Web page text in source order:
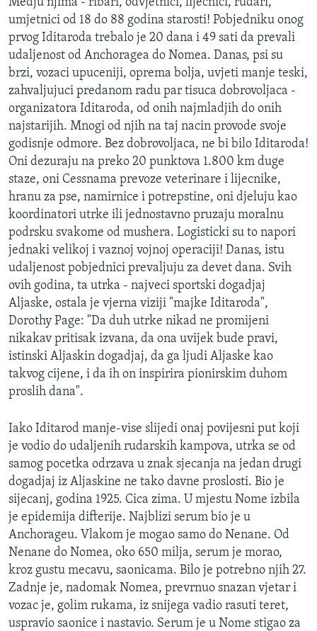
umjetnici od 18 do 88 godina starosti! Pobjedniku onog
prvog Iditaroda trebalo je 20 dana i 49 sati da prevali
udaljenost od Anchoragea do Nomea. Danas, psi su
brzi, vozaci upuceniji, oprema bolja, uvjeti manje teski,
zahvaljujuci predanom radu par tisuca dobrovoljaca -
organizatora Iditaroda, od onih najmladjih do onih
najstarijih. Mnogi od njih na taj nacin provode svoje
godisnje odmore. Bez dobrovoljaca, ne bi bilo Iditaroda!
Oni dezuraju na preko 20 punktova 1.800 km duge
staze, oni Cessnama prevoze veterinare i lijecnike,
hranu za pse, namirnice i potrepstine, oni djeluju kao
koordinatori utrke ili jednostavno pruzaju moralnu
podrsku svakome od mushera. Logisticki su to napori
jednaki velikoj i vaznoj vojnoj operaciji! Danas, istu
udaljenost pobjednici prevaljuju za devet dana. Svih
ovih godina, ta utrka - najveci sportski dogadjaj
Aljaske, ostala je vjerna viziji "majke Iditaroda",
Dorothy Page: "Da duh utrke nikad ne promijeni
nikakav pritisak izvana, da ona uvijek bude pravi,
istinski Aljaskin dogadjaj, da ga ljudi Aljaske kao
takvog cijene, i da ih on inspirira pionirskim duhom
proslih dana".
Iako Iditarod manje-vise slijedi onaj povijesni put koji
je vodio do udaljenih rudarskih kampova, utrka se od
samog pocetka odrzava u znak sjecanja na jedan drugi
dogadjaj iz Aljaskine ne tako davne proslosti. Bio je
sijecanj, godina 1925. Cica zima. U mjestu Nome izbila
je epidemija difterije. Najblizi serum bio je u
Anchorageu. Vlakom je mogao samo do Nenane. Od
Nenane do Nomea, oko 650 milja, serum je morao,
kroz gustu mecavu, saonicama. Bilo je potrebno njih 27.
Zadnje je, nadomak Nomea, prevrnuo snazan vjetar i
vozac je, golim rukama, iz snijega vadio rasuti teret,
uspravio saonice i nastavio. Serum je u Nome stigao za